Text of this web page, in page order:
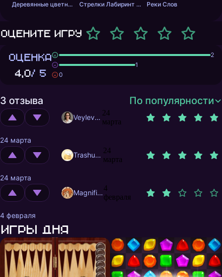
Деревянные цветные блоки Стрелки Лабиринт - Цветной путь Реки Слов
Оцените игру
ОЦЕНКА
4,0/ 5
2
1
0
3 отзыва По популярности
Veylevas
24
марта
24 марта
Trashuser
24
марта
24 марта
MagnificentMrFox
4
февраля
4 февраля
Игры дня